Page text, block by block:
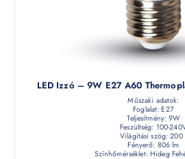
LED Izzó – 9W E27 A60
Műszaki adatok:
Foglalat: E27
Teljesítmény: 9W
Feszültség: 100-
Világítási szög: 200
Fényerő: 806 lm
Színhőmérséklet: Hideg